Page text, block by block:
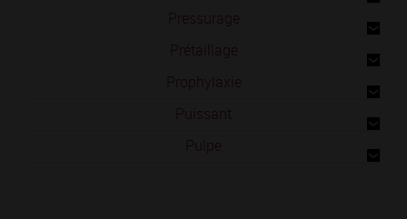
Pressurage
Prétaillage
Prophylaxie
Puissant
Pulpe